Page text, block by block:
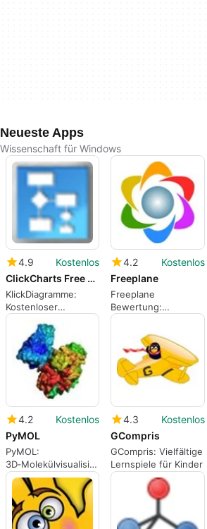
Neueste Apps
Wissenschaft für Windows
4.9
Kostenlos
ClickCharts Free Diagram and Flowchart Maker
KlickDiagramme:
Kostenloser
Diagramm- und
Flussdiagramm-
Generator für
visuelle Prozesse
4.2
Kostenlos
Freeplane
Freeplane
Bewertung:
fortgeschrittenes
Mind-Mapping für
Forschung, Lehre
und Projekte
4.2
Kostenlos
PyMOL
PyMOL:
3D‑Molekülvisualisierung
für Forschung, Lehre
und Analyse
4.3
Kostenlos
GCompris
GCompris: Vielfältige
Lernspiele für Kinder